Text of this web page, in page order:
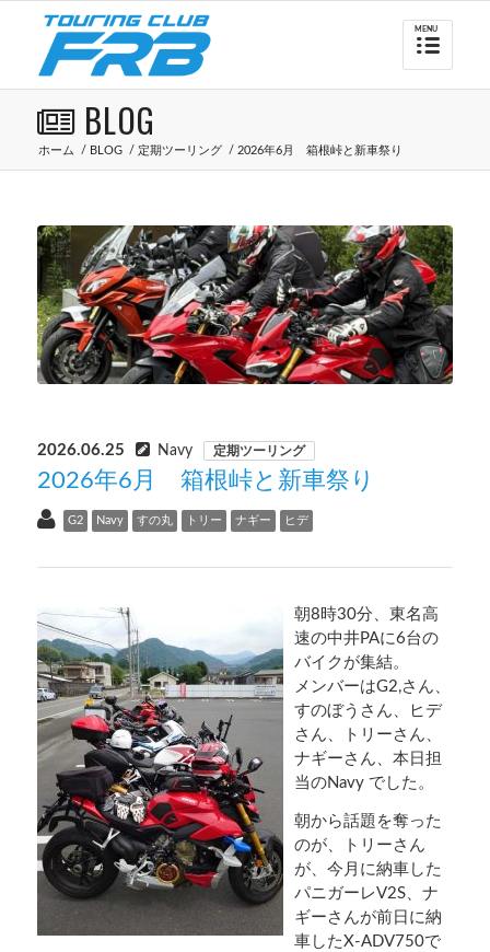
BLOG
ホーム / BLOG / 定期ツーリング / 2026年6月 箱根峠と新車祭り
2026.06.25 Navy 定期ツーリング
2026年6月 箱根峠と新車祭り
G2 Navy すの丸 トリー ナギー ヒデ
朝8時30分、東名高
速の中井PAに6台の
バイクが集結。
メンバーはG2,さん、
すのぼうさん、ヒデ
さん、トリーさん、
ナギーさん、本日担
当のNavy でした。
朝から話題を奪った
のが、トリーさん
が、今月に納車した
パニガーレV2S、ナ
ギーさんが前日に納
車したX-ADV750で